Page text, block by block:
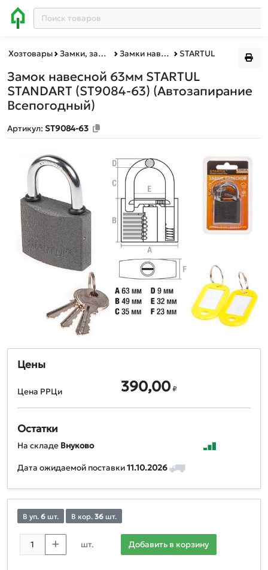
Хозтовары Замки, защелки Замки навесные STARTUL
Замок навесной 63мм STARTUL
STANDART (ST9084-63) (Автозапирание
Всепогодный)
Артикул: ST9084-63
Цены
Цена РРЦи 390,00 ₽
Остатки
На складе Внуково
Дата ожидаемой поставки11.10.2026
В уп. 6 шт. В кор. 36 шт.
шт. Добавить в корзину